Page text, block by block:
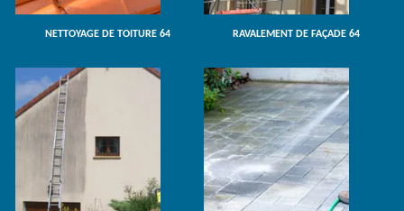
NETTOYAGE DE TOITURE 64 RAVALEMENT DE FAÇADE 64